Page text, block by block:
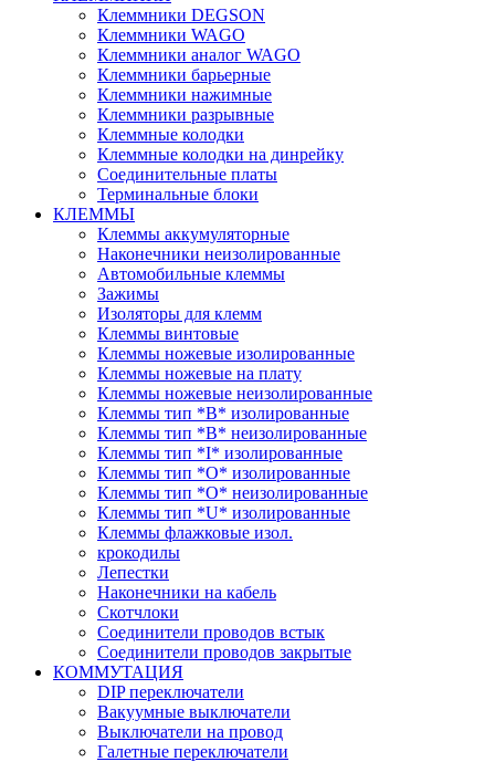
Клеммники DEGSON
Клеммники WAGO
Клеммники аналог WAGO
Клеммники барьерные
Клеммники нажимные
Клеммники разрывные
Клеммные колодки
Клеммные колодки на динрейку
Соединительные платы
Терминальные блоки
КЛЕММЫ
Клеммы аккумуляторные
Наконечники неизолированные
Автомобильные клеммы
Зажимы
Изоляторы для клемм
Клеммы винтовые
Клеммы ножевые изолированные
Клеммы ножевые на плату
Клеммы ножевые неизолированные
Клеммы тип *B* изолированные
Клеммы тип *B* неизолированные
Клеммы тип *I* изолированные
Клеммы тип *O* изолированные
Клеммы тип *O* неизолированные
Клеммы тип *U* изолированные
Клеммы флажковые изол.
крокодилы
Лепестки
Наконечники на кабель
Скотчлоки
Соединители проводов встык
Соединители проводов закрытые
КОММУТАЦИЯ
DIP переключатели
Вакуумные выключатели
Выключатели на провод
Галетные переключатели